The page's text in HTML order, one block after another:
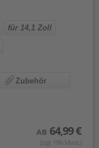
für 14,1 Zoll
Zubehör
AB 64,99 €
(zzgl. 19% Mwst.)